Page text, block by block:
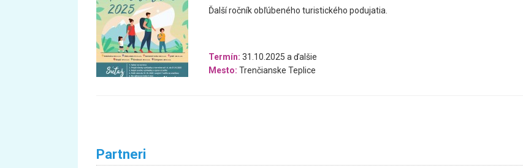
Ďalší ročník obľúbeného turistického podujatia.
Termín: 31.10.2025 a ďalšie
Mesto: Trenčianske Teplice
Partneri